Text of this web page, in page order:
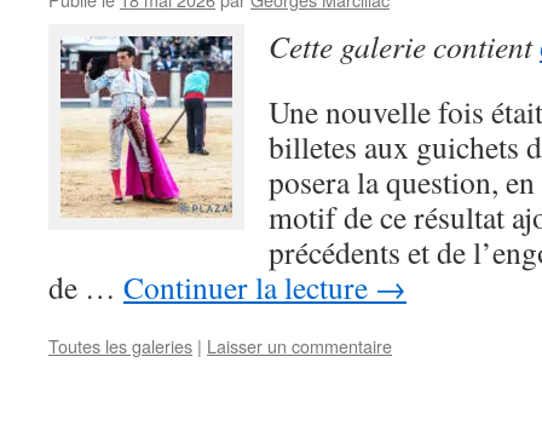
Cette galerie contient
Une nouvelle fois
billetes aux guichets
posera la question,
motif de ce résultat
précédents et de
de … Continuer la lecture →
Toutes les galeries | Laisser un commentaire